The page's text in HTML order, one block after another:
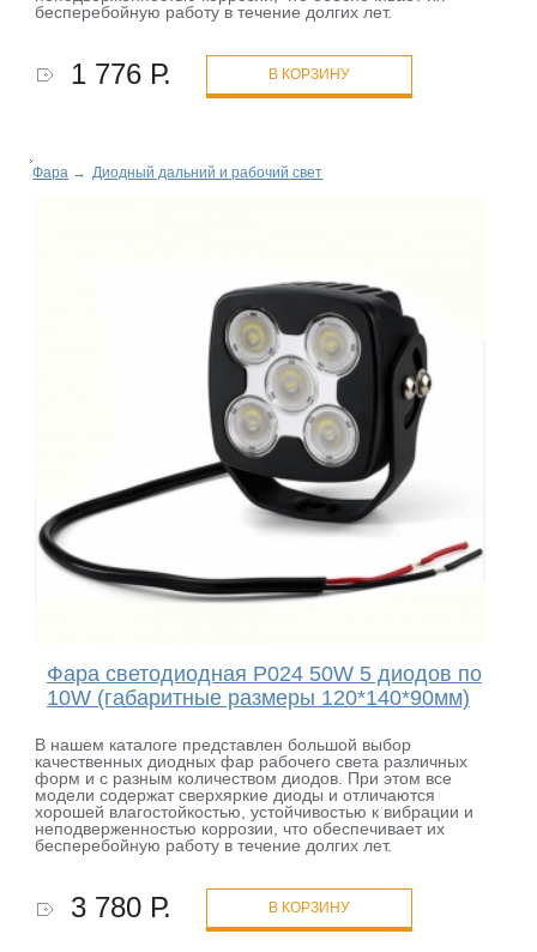
бесперебойную работу в течение долгих лет.
1 776 Р. В КОРЗИНУ
Фара → Диодный дальний и рабочий свет
Фара светодиодная P024 50W 5 диодов по
10W (габаритные размеры 120*140*90мм)
В нашем каталоге представлен большой выбор
качественных диодных фар рабочего света различных
форм и с разным количеством диодов. При этом все
модели содержат сверхяркие диоды и отличаются
хорошей влагостойкостью, устойчивостью к вибрации и
неподверженностью коррозии, что обеспечивает их
бесперебойную работу в течение долгих лет.
3 780 Р. В КОРЗИНУ